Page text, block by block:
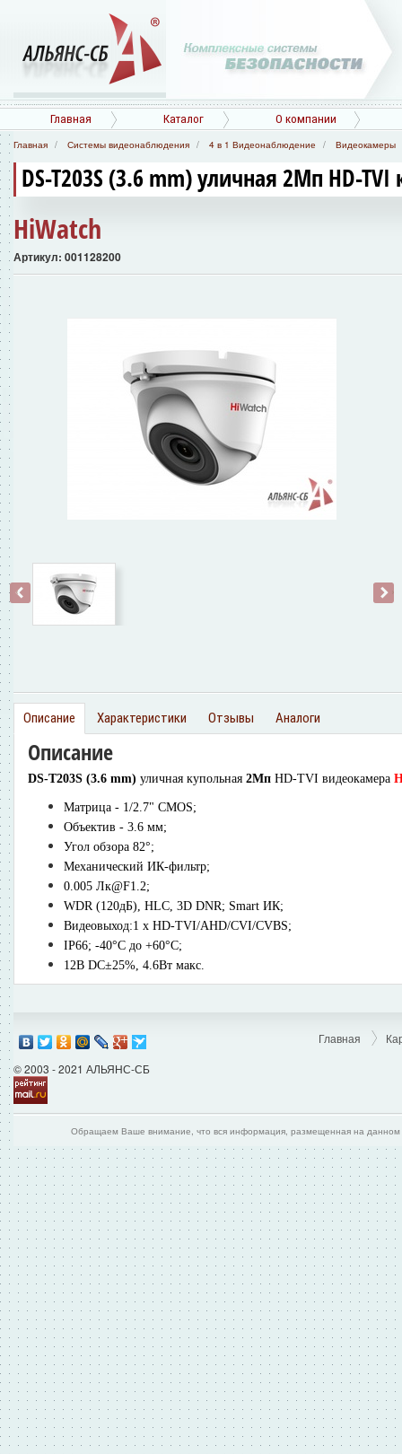
Главная Каталог О компании
Главная Системы видеонаблюдения 4 в 1 Видеонаблюдение Видеокамеры
DS-T203S (3.6 mm) уличная 2Мп HD-TVI
HiWatch
Артикул: 001128200
‹ ›
Описание Характеристики Отзывы Аналоги
Описание
DS-T203S (3.6 mm) уличная купольная 2Мп HD-TVI видеокамера
Матрица - 1/2.7" CMOS;
Объектив - 3.6 мм;
Угол обзора 82°;
Механический ИК-фильтр;
0.005 Лк@F1.2;
WDR (120дБ), HLC, 3D DNR; Smart ИК;
Видеовыход:1 х HD-TVI/AHD/CVI/CVBS;
IP66; -40°С до +60°С;
12В DC±25%, 4.6Вт макс.
© 2003 - 2021 АЛЬЯНС-СБ
Главная
Обращаем Ваше внимание, что вся информация, размещенная на данном